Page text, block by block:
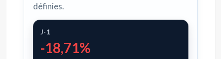
définies.
J-1
-18,71%